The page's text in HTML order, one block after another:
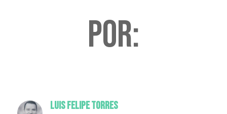
por:
Luis Felipe Torres